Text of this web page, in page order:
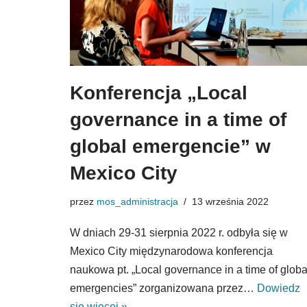
Konferencja „Local
governance in a time of
global emergencie” w
Mexico City
przez mos_administracja 13 września 2022
W dniach 29-31 sierpnia 2022 r. odbyła się w
Mexico City międzynarodowa konferencja
naukowa pt. „Local governance in a time of
emergencies” zorganizowana przez… Dowiedz